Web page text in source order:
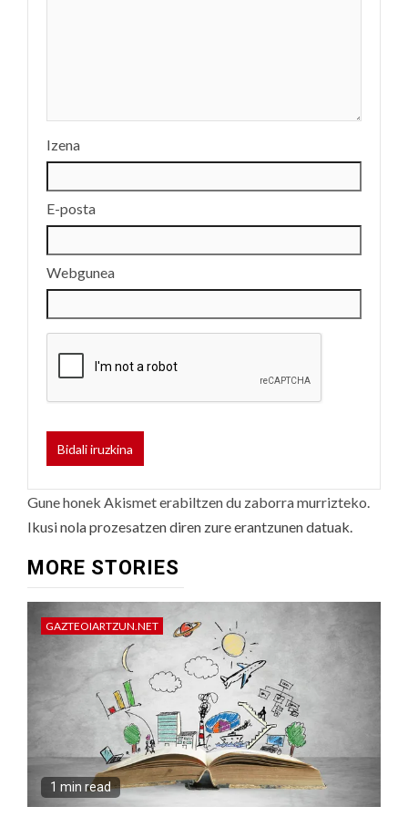
Izena
E-posta
Webgunea
Gune honek Akismet erabiltzen du zaborra murrizteko.
Ikusi nola prozesatzen diren zure erantzunen datuak.
MORE STORIES
GAZTEOIARTZUN.NET
1 min read